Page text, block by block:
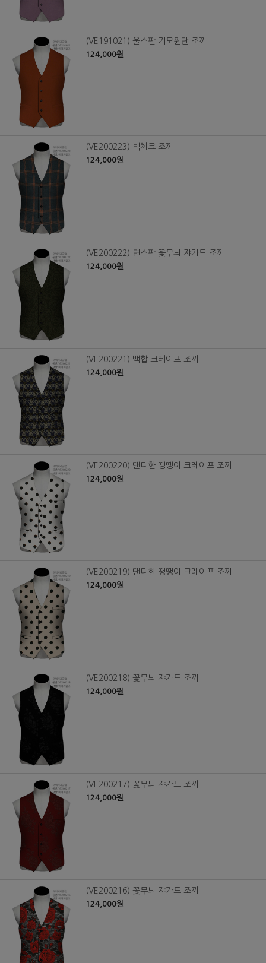
(VE191021) 울스판 기모원단 조끼
124,000원
(VE200223) 빅체크 조끼
124,000원
(VE200222) 면스판 꽃무늬 쟈가드 조끼
124,000원
(VE200221) 백합 크레이프 조끼
124,000원
(VE200220) 댄디한 땡땡이 크레이프 조끼
124,000원
(VE200219) 댄디한 땡땡이 크레이프 조끼
124,000원
(VE200218) 꽃무늬 쟈가드 조끼
124,000원
(VE200217) 꽃무늬 쟈가드 조끼
124,000원
(VE200216) 꽃무늬 쟈가드 조끼
124,000원